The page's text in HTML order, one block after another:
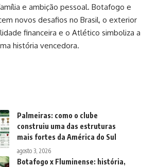
e ambição pessoal. Botafogo e
novos desafios no Brasil, o exterior
financeira e o Atlético simboliza a
história vencedora.
Palmeiras: como o clube
construiu uma das estruturas
mais fortes da América do Sul
agosto 3, 2026
Botafogo x Fluminense: história,